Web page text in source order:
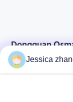
Dongguan
Jessica